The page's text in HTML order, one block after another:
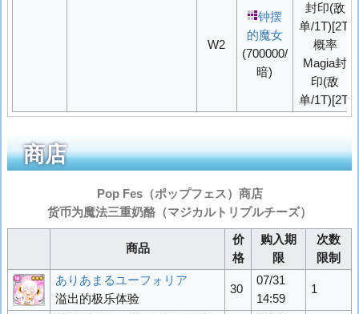
W2
钟摆
的魔女
(700000/
暗)
封印(敌
单/1T)[2T]
概率
Magia封
印(敌
单/1T)[2T]
商店
Pop Fes（ポップフェス ）商店
货币为魔法三重奶酪（マジカルトリプルチーズ）
商品
价
格
购入期
限
次数
限制
ありあまるユーフォリア
溢出的极乐体验
30
07/31
14:59
1